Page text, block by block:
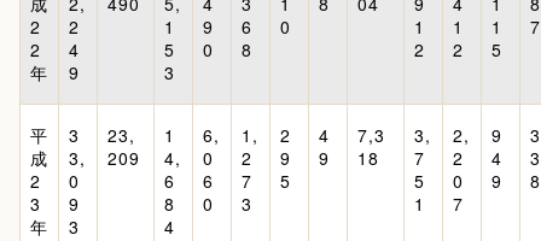
2
2
年
2
4
9
1
5
3
9
0
6
8
0
1
2
1
2
1
5
7
平
成
2
3
年
3
3,
0
9
3
23,
209
1
4,
6
8
4
6,
0
6
0
1,
2
7
3
2
9
5
4
9
7,3
18
3,
7
5
1
2,
2
0
7
9
4
9
3
3
8